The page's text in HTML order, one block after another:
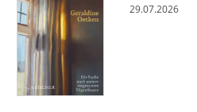
29.07.2026